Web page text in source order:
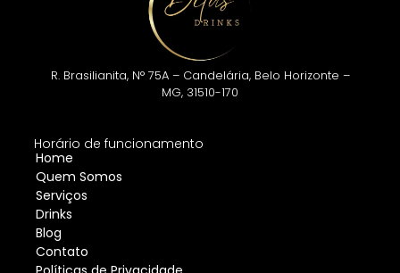
R. Brasilianita, N° 75A – Candelária, Belo Horizonte –
MG, 31510-170
Home
Quem Somos
Serviços
Drinks
Blog
Contato
Horário de funcionamento
Segunda à sexta
08:00 às 18:00